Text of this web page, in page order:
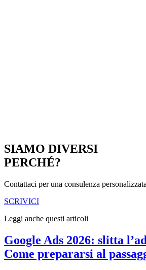
SIAMO DIVERSI
PERCHÉ?
Contattaci per una consulenza
SCRIVICI
Leggi anche questi articoli
Google Ads 2026: slitta
Come prepararsi al